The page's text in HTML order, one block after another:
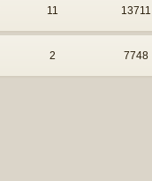
11 13711
2 7748